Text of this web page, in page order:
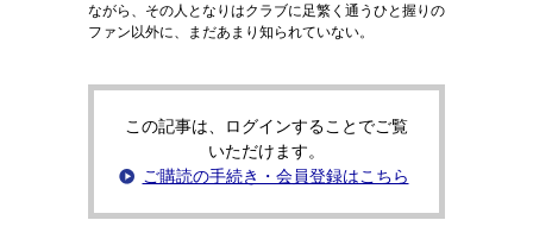
ながら、その人となりはクラブに足繁く通うひと握りの
ファン以外に、まだあまり知られていない。
この記事は、ログインすることでご覧
いただけます。
ご購読の手続き・会員登録はこちら